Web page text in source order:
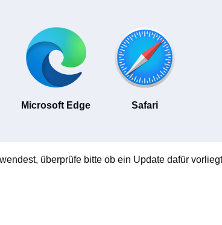
Microsoft Edge Safari
überprüfe bitte ob ein Update dafür